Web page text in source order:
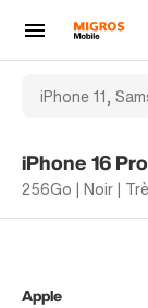
iPhone 16
256Go | Noir |
Apple